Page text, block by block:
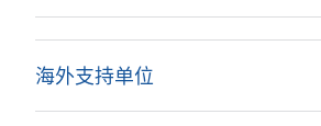
海外支持单位